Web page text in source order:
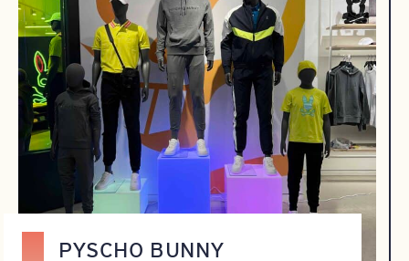
PYSCHO BUNNY